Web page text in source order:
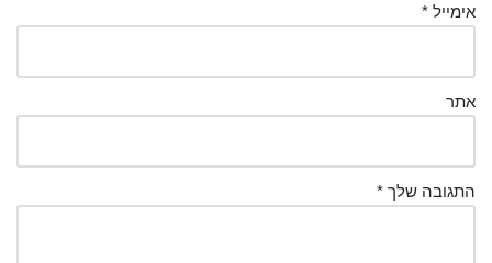
אימייל *
אתר
התגובה שלך *